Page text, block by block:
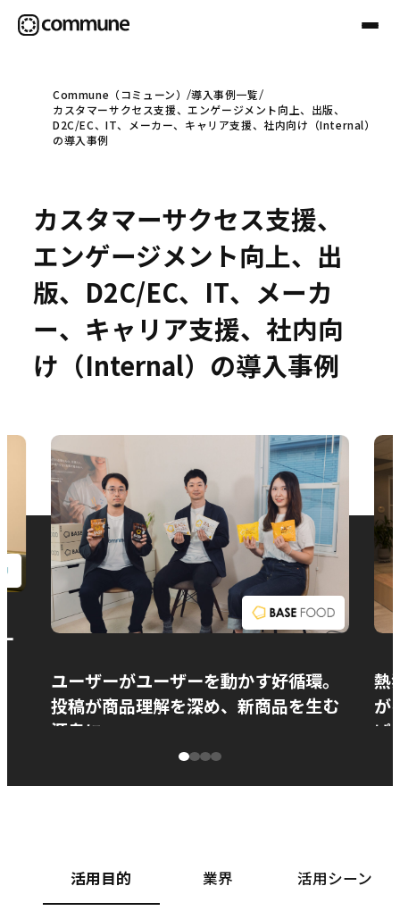
Communeについて
事例
お役立ち情報
お問い合わせ
Commune（コミューン）
導入事例一覧
カスタマーサクセス支援、エンゲージメント向上、出版、
D2C/EC、IT、メーカー、キャリア支援、社内向け（Internal）
の導入事例
カスタマーサクセス支援、
エンゲージメント向上、出
版、D2C/EC、IT、メーカ
ー、キャリア支援、社内向
け（Internal）の導入事例
ユーザーがユーザーを動かす好循環。
投稿が商品理解を深め、新商品を生む
源泉に
熱
が
ぱ
活用目的 業界 活用シーン